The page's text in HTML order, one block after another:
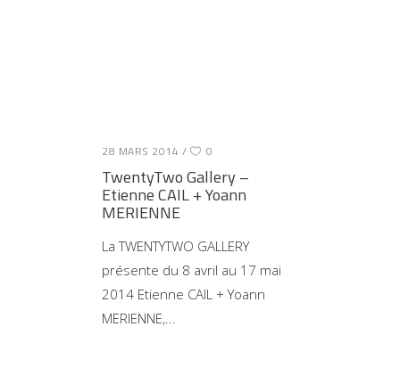
28 MARS 2014 0
TwentyTwo Gallery –
Etienne CAIL + Yoann
MERIENNE
La TWENTYTWO GALLERY
présente du 8 avril au 17 mai
2014 Etienne CAIL + Yoann
MERIENNE,